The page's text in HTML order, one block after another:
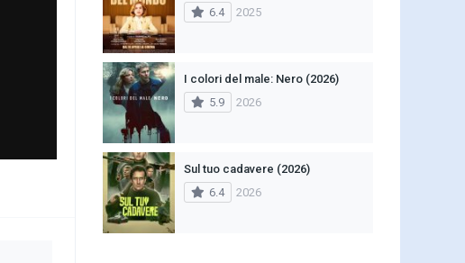
6.4
2025
I colori del male: Nero (2026)
5.9
2026
Sul tuo cadavere (2026)
6.4
2026